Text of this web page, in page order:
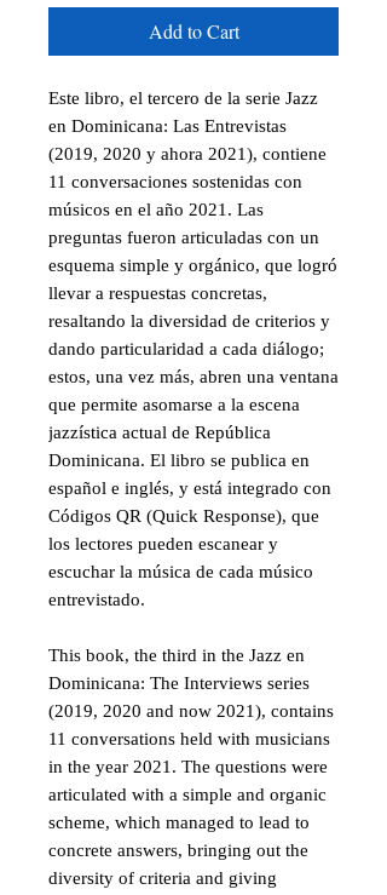
Add to Cart
Este libro, el tercero de la serie Jazz
en Dominicana: Las Entrevistas
(2019, 2020 y ahora 2021), contiene
11 conversaciones sostenidas con
músicos en el año 2021. Las
preguntas fueron articuladas con un
esquema simple y orgánico, que logró
llevar a respuestas concretas,
resaltando la diversidad de criterios y
dando particularidad a cada diálogo;
estos, una vez más, abren una ventana
que permite asomarse a la escena
jazzística actual de República
Dominicana. El libro se publica en
español e inglés, y está integrado con
Códigos QR (Quick Response), que
los lectores pueden escanear y
escuchar la música de cada músico
entrevistado.
This book, the third in the Jazz en
Dominicana: The Interviews series
(2019, 2020 and now 2021), contains
11 conversations held with musicians
in the year 2021. The questions were
articulated with a simple and organic
scheme, which managed to lead to
concrete answers, bringing out the
diversity of criteria and giving